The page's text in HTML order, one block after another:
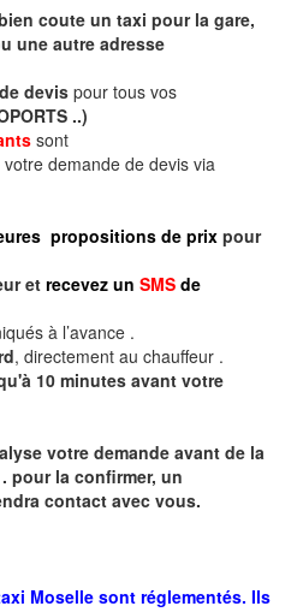
coute un taxi pour la gare,
une autre adresse
devispour tous vos
..)
sont
votre demande de devis via
propositions de prixpour
et recevez un SMS de
à l’avance .
, directement au chauffeur .
10 minutes avant votre
votre demande avant de la
pour la confirmer, un
contact avec vous.
Moselle sont réglementés. Ils